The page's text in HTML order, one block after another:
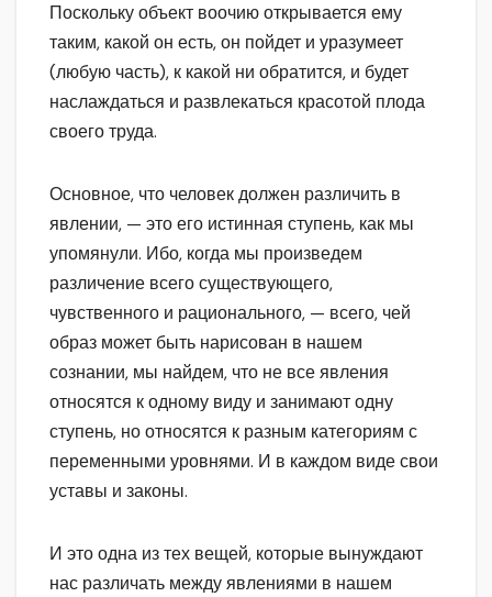
Поскольку объект воочию открывается ему
таким, какой он есть, он пойдет и уразумеет
(любую часть), к какой ни обратится, и будет
наслаждаться и развлекаться красотой плода
своего труда.
Основное, что человек должен различить в
явлении, — это его истинная ступень, как мы
упомянули. Ибо, когда мы произведем
различение всего существующего,
чувственного и рационального, — всего, чей
образ может быть нарисован в нашем
сознании, мы найдем, что не все явления
относятся к одному виду и занимают одну
ступень, но относятся к разным категориям с
переменными уровнями. И в каждом виде свои
уставы и законы.
И это одна из тех вещей, которые вынуждают
нас различать между явлениями в нашем